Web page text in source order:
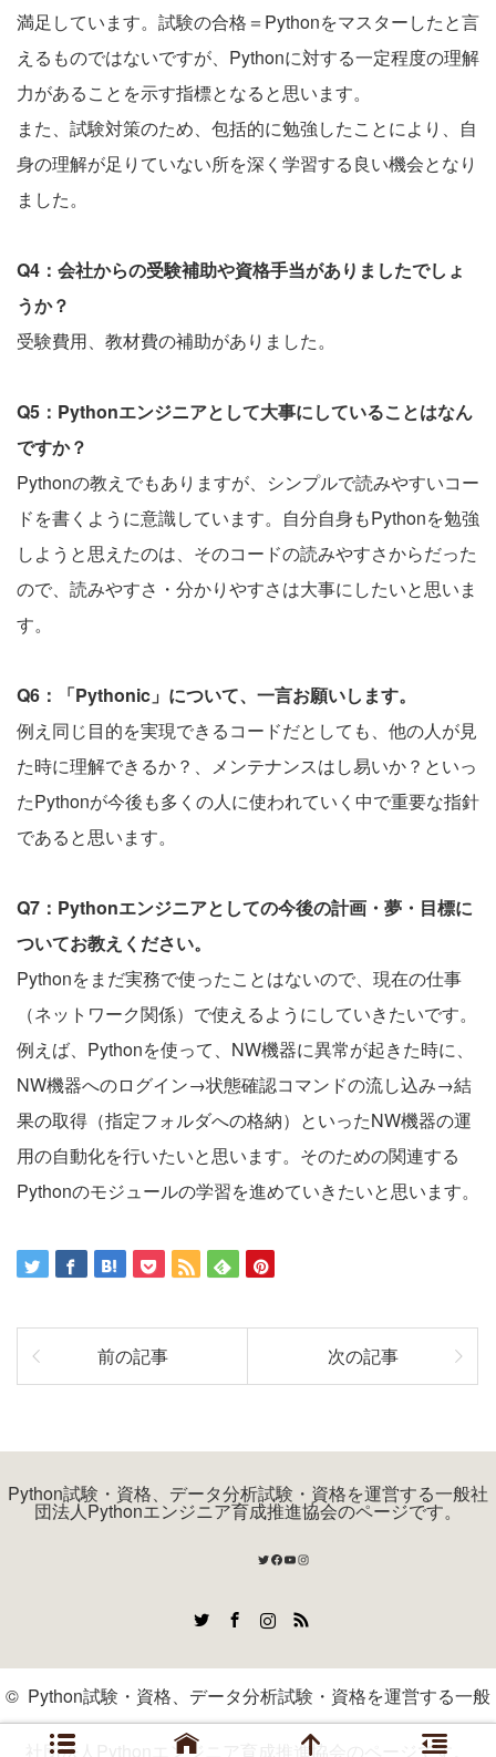
満足しています。試験の合格＝Pythonをマスターしたと言
えるものではないですが、Pythonに対する一定程度の理解
力があることを示す指標となると思います。
また、試験対策のため、包括的に勉強したことにより、自
身の理解が足りていない所を深く学習する良い機会となり
ました。
Q4：会社からの受験補助や資格手当がありましたでしょ
うか？
受験費用、教材費の補助がありました。
Q5：Pythonエンジニアとして大事にしていることはなん
ですか？
Pythonの教えでもありますが、シンプルで読みやすいコー
ドを書くように意識しています。自分自身もPythonを勉強
しようと思えたのは、そのコードの読みやすさからだった
ので、読みやすさ・分かりやすさは大事にしたいと思いま
す。
Q6：「Pythonic」について、一言お願いします。
例え同じ目的を実現できるコードだとしても、他の人が見
た時に理解できるか？、メンテナンスはし易いか？といっ
たPythonが今後も多くの人に使われていく中で重要な指針
であると思います。
Q7：Pythonエンジニアとしての今後の計画・夢・目標に
ついてお教えください。
Pythonをまだ実務で使ったことはないので、現在の仕事
（ネットワーク関係）で使えるようにしていきたいです。
例えば、Pythonを使って、NW機器に異常が起きた時に、
NW機器へのログイン→状態確認コマンドの流し込み→結
果の取得（指定フォルダへの格納）といったNW機器の運
用の自動化を行いたいと思います。そのための関連する
Pythonのモジュールの学習を進めていきたいと思います。
前の記事 次の記事
Python試験・資格、データ分析試験・資格を運営する一般社
団法人Pythonエンジニア育成推進協会のページです。
Twitter
Facebook
YouTube
Instagram
RSS
© Python試験・資格、データ分析試験・資格を運営する一般
社団法人Pythonエンジニア育成推進協会のページです。